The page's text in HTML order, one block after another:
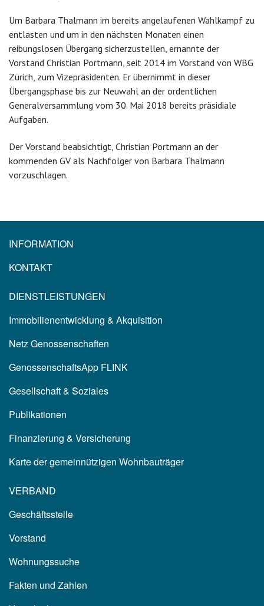
Um Barbara Thalmann im bereits angelaufenen Wahlkampf zu
entlasten und um in den nächsten Monaten einen
reibungslosen Übergang sicherzustellen, ernannte der
Vorstand Christian Portmann, seit 2014 im Vorstand von WBG
Zürich, zum Vizepräsidenten. Er übernimmt in dieser
Übergangsphase bis zur Neuwahl an der ordentlichen
Generalversammlung vom 30. Mai 2018 bereits präsidiale
Aufgaben.
Der Vorstand beabsichtigt, Christian Portmann an der
kommenden GV als Nachfolger von Barbara Thalmann
vorzuschlagen.
INFORMATION
KONTAKT
DIENSTLEISTUNGEN
Immobilienentwicklung & Akquisition
Netz Genossenschaften
GenossenschaftsApp FLINK
Gesellschaft & Soziales
Publikationen
Finanzierung & Versicherung
Karte der gemeinnützigen Wohnbauträger
VERBAND
Geschäftsstelle
Vorstand
Wohnungssuche
Fakten und Zahlen